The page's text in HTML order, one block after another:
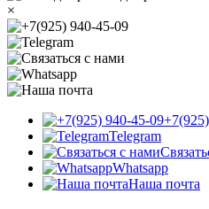
×
Telegram
Whatsapp
Наша почта